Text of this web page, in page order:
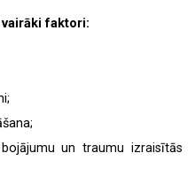
faktori:
un traumu izraisītās